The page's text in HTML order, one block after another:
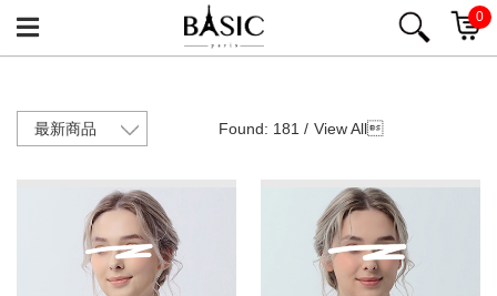
0
Found: 181 / View All